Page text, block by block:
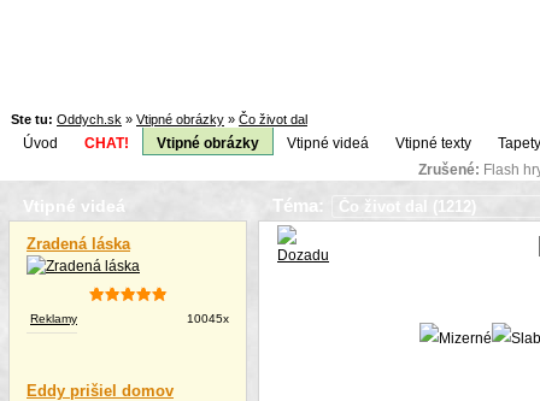
Ste tu: Oddych.sk » Vtipné obrázky » Čo život dal
Úvod CHAT! Vtipné obrázky Vtipné videá Vtipné texty
Zrušené: Flash
Vtipné videá
Zradená láska
Reklamy 10045x
Eddy prišiel domov
Téma: